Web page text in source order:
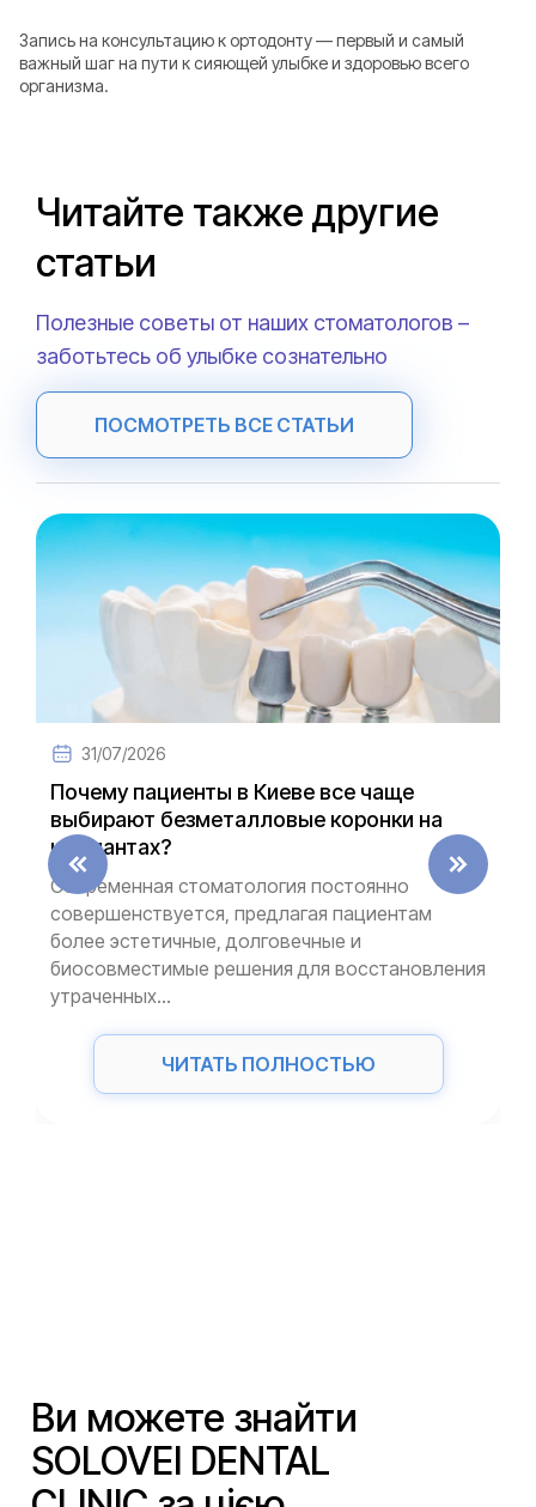
Запись на консультацию к ортодонту — первый и самый
важный шаг на пути к сияющей улыбке и здоровью всего
организма.
Читайте также другие
статьи
Полезные советы от наших стоматологов –
заботьтесь об улыбке сознательно
ПОСМОТРЕТЬ ВСЕ СТАТЬИ
31/07/2026
Почему пациенты в Киеве все чаще
выбирают безметалловые коронки на
имплантах?
Современная стоматология постоянно
совершенствуется, предлагая пациентам
более эстетичные, долговечные и
биосовместимые решения для восстановления
утраченных...
ЧИТАТЬ ПОЛНОСТЬЮ
Ви можете знайти
SOLOVEI DENTAL